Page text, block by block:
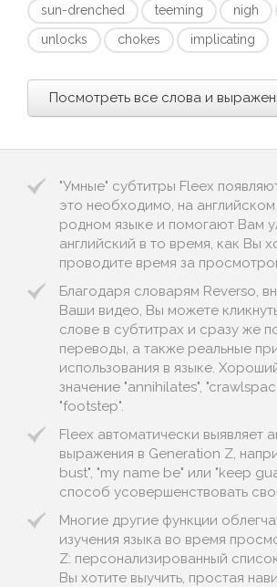
sun-drenched
teeming nigh
unlocks
chokes implicating
Посмотреть все слова и
"Умные" субтитры Fleex
это необходимо, на
родном языке и помогают Вам
английский в то время, как Вы
проводите время за
Благодаря словарям Reverso,
Ваши видео, Вы можете
слове в субтитрах и сразу же
переводы, а также реальные
использования в языке.
значение "annihilates",
"footstep".
Fleex автоматически выявляет
выражения в Generation Z,
bust", "my name be" или "keep
способ усовершенствовать
Многие другие функции
изучения языка во время
Z: персонализированный
Вы хотите выучить, простая